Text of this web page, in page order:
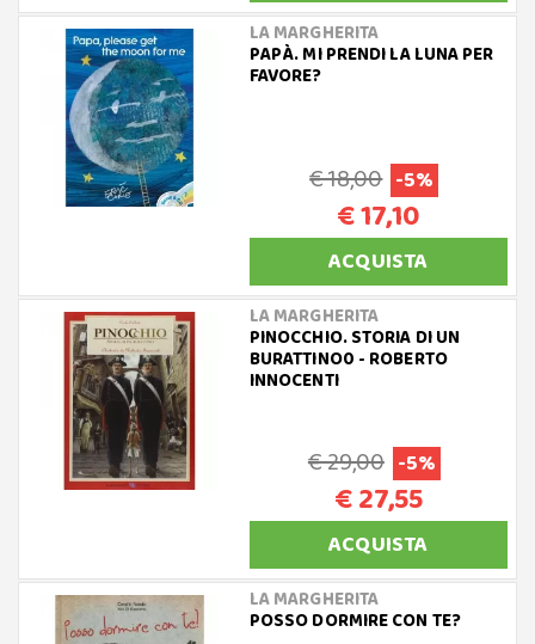
LA MARGHERITA
PAPÀ. MI PRENDI LA LUNA PER
FAVORE?
€ 18,00 -5%
€ 17,10
ACQUISTA
LA MARGHERITA
PINOCCHIO. STORIA DI UN
BURATTINO0 - ROBERTO
INNOCENTI
€ 29,00 -5%
€ 27,55
ACQUISTA
LA MARGHERITA
POSSO DORMIRE CON TE?